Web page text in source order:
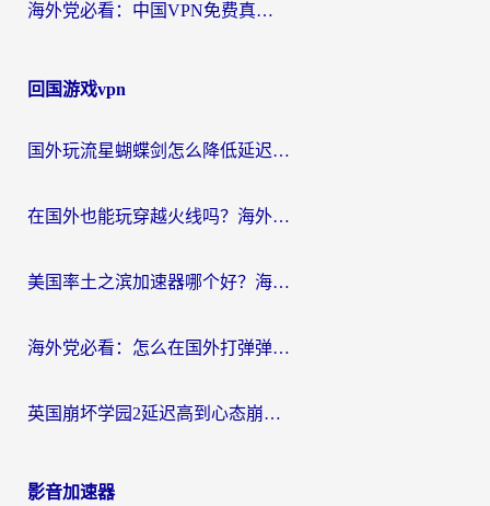
海外党必看：中国VPN免费真的靠谱吗？手把手教你选对回国加速器
回国游戏vpn
国外玩流星蝴蝶剑怎么降低延迟？海外党必看的加速秘籍（含欧洲鸣潮&彩虹岛优化攻略）
在国外也能玩穿越火线吗？海外玩家国服游戏畅玩终极指南
美国率土之滨加速器哪个好？海外党国服游戏畅玩终极指南（附多游戏解决方案）
海外党必看：怎么在国外打弹弹堂不卡？番茄加速器亲测指南
英国崩坏学园2延迟高到心态崩？海外党国服游戏加速终极指南
影音加速器